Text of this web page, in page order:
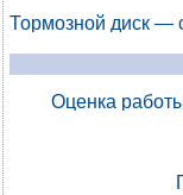
Тормозной диск —
Оценка